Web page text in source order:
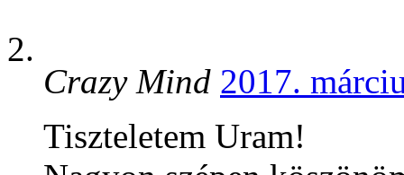
Crazy Mind 2017.
Tiszteletem Uram!